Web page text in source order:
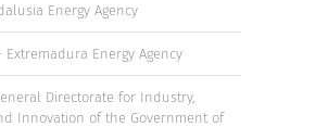
Energy Agency
Extremadura Energy Agency
Directorate for Industry,
Innovation of the Government of